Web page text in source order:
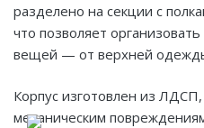
разделено на секции с
что позволяет
вещей — от верхней одежды
Корпус изготовлен из
механическим